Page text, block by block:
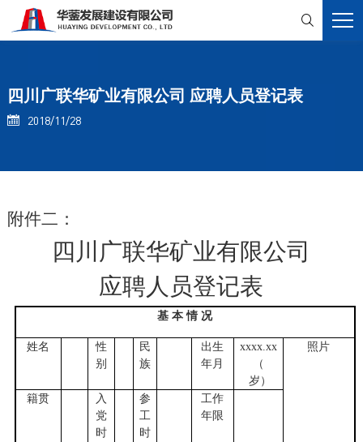

四川广联华矿业有限公司 应聘人员登记表
 2018/11/28
附件二：
四川广联华矿业有限公司
应聘人员登记表
基 本 情 况
姓名
性
别
民
族
出生
年月
xxxx.xx
（
岁）
照片
籍贯
入
党
时
参
工
时
工作
年限